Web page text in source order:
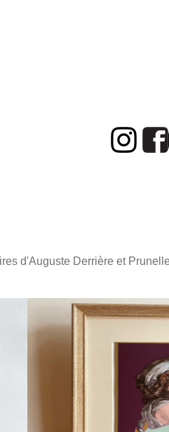
d'Auguste Derrière et
Affichette